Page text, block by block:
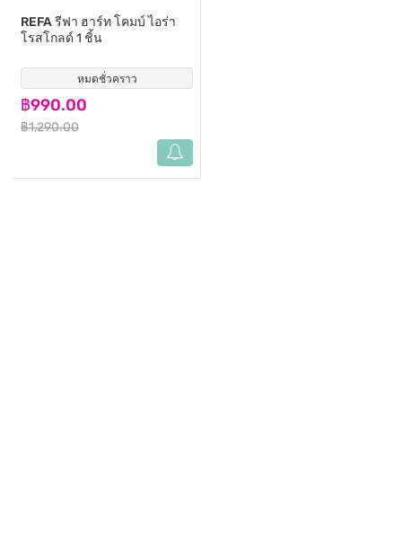
หมดชั่วคราว
REFAรีฟา ฮาร์ท โคมบ์ ไอร่า
โรสโกลด์ 1 ชิ้น
฿990.00
฿1,290.00
(6)